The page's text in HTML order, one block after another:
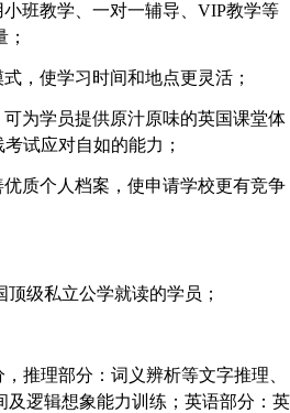
班教学、一对一辅导、 VIP教学等
，使学习时间和地点更灵活；
为学员提供原汁原味的英国课堂体
考试应对自如的能力；
质个人档案，使申请学校更有竞争
级私立公学就读的学员；
推理部分：词义辨析等文字推理、
及逻辑想象能力训练；英语部分：英